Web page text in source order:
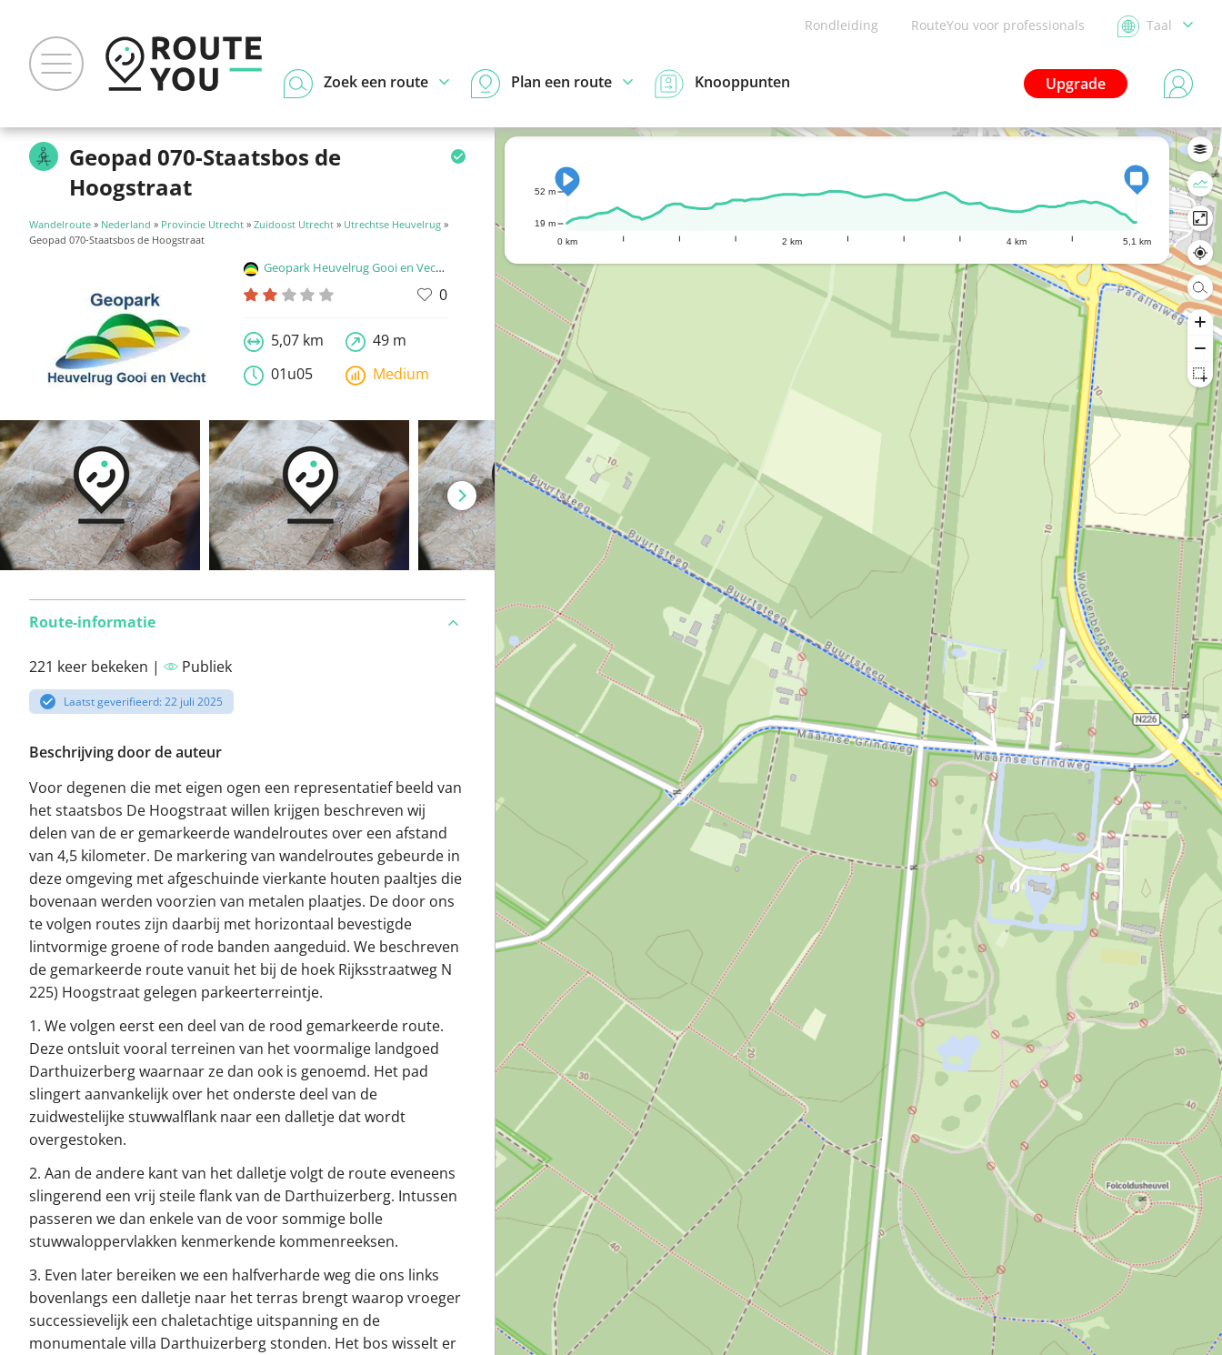
Rondleiding RouteYou voor professionals Taal
Upgrade
Zoek een route Plan een route Knooppunten
Geopad 070-Staatsbos de
Hoogstraat
Wandelroute » Nederland » Provincie Utrecht » Zuidoost Utrecht » Utrechtse Heuvelrug »
Geopad 070-Staatsbos de Hoogstraat
Geopark Heuvelrug Gooi en Vecht
0
5,07 km
49 m
01u05
Medium
Route-informatie
221 keer bekeken | Publiek
Laatst geverifieerd: 22 juli 2025
Beschrijving door de auteur
Voor degenen die met eigen ogen een representatief beeld van
het staatsbos De Hoogstraat willen krijgen beschreven wij
delen van de er gemarkeerde wandelroutes over een afstand
van 4,5 kilometer. De markering van wandelroutes gebeurde in
deze omgeving met afgeschuinde vierkante houten paaltjes die
bovenaan werden voorzien van metalen plaatjes. De door ons
te volgen routes zijn daarbij met horizontaal bevestigde
lintvormige groene of rode banden aangeduid. We beschreven
de gemarkeerde route vanuit het bij de hoek Rijksstraatweg N
225) Hoogstraat gelegen parkeerterreintje.
1. We volgen eerst een deel van de rood gemarkeerde route.
Deze ontsluit vooral terreinen van het voormalige landgoed
Darthuizerberg waarnaar ze dan ook is genoemd. Het pad
slingert aanvankelijk over het onderste deel van de
zuidwestelijke stuwwalflank naar een dalletje dat wordt
overgestoken.
2. Aan de andere kant van het dalletje volgt de route eveneens
slingerend een vrij steile flank van de Darthuizerberg. Intussen
passeren we dan enkele van de voor sommige bolle
stuwwaloppervlakken kenmerkende kommenreeksen.
3. Even later bereiken we een halfverharde weg die ons links
bovenlangs een dalletje naar het terras brengt waarop vroeger
successievelijk een chaletachtige uitspanning en de
monumentale villa Darthuizerberg stonden. Het bos wisselt er
0 km 2 km 4 km 5,1 km
19 m
52 m